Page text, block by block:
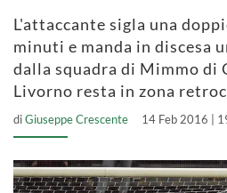
L'attaccante sigla una
minuti e manda in discesa
dalla squadra di Mimmo di
Livorno resta in zona
diGiuseppe Crescente 14 Feb 2016 |